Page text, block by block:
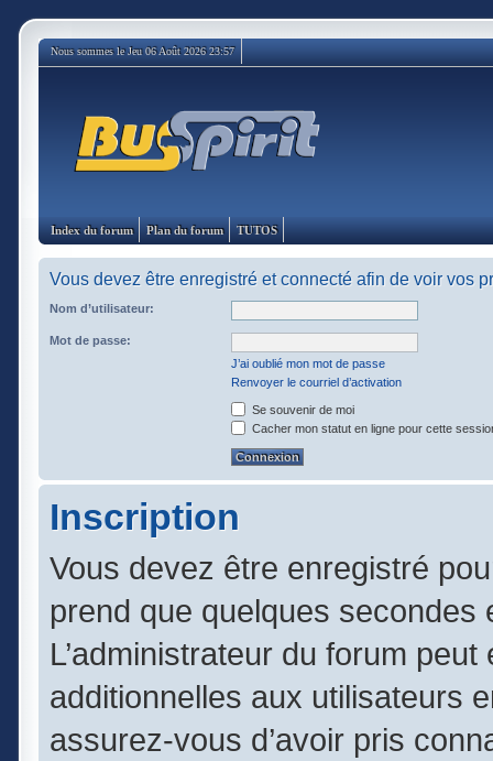
Nous sommes le Jeu 06 Août 2026 23:57
Index du forum Plan du forum TUTOS
Vous devez être enregistré et connecté afin de voir vos
Nom d’utilisateur:
Mot de passe:
J’ai oublié mon mot de passe
Renvoyer le courriel d’activation
Se souvenir de moi
Cacher mon statut en ligne pour cette
Inscription
Vous devez être enregistré
prend que quelques
L’administrateur du forum
additionnelles aux utilisateurs
assurez-vous d’avoir pris